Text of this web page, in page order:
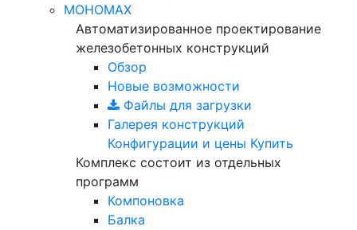
МОНОМАХ
Автоматизированное проектирование
железобетонных конструкций
Обзор
Новые возможности
Файлы для загрузки
Галерея конструкций
Конфигурации и цены Купить
Комплекс состоит из отдельных
программ
Компоновка
Балка